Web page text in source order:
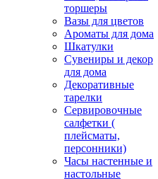
торшеры
Вазы для цветов
Ароматы для дома
Шкатулки
Сувениры и декор
для дома
Декоративные
тарелки
Сервировочные
салфетки (
плейсматы,
персонники)
Часы настенные и
настольные